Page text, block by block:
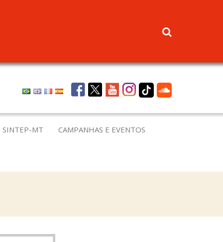
SINTEP-MT CAMPANHAS E EVENTOS